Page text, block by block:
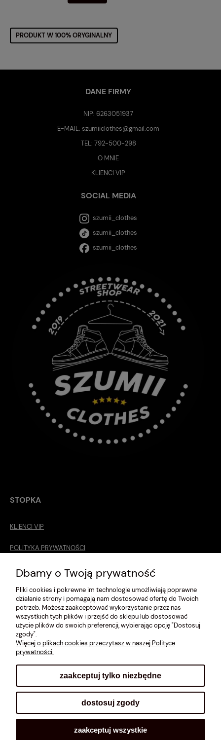
PRODUKT W 100% ORYGINALNY
STOPKA
KLIENCI VIP
POLITYKA PRYWATNOŚCI
O MNIE
ROZMIARÓWKA [cm]
REGULAMIN
METODY PŁATNOŚCI
DANE FIRMY
NIP: 6263051937
E-MAIL:szumiiclothes@gmail.com
TEL: 792-500-298
O MNIE
KLIENCI VIP
SOCIAL MEDIA
szumii_clothes
szumii_clothes
szumii_clothes
Sklep internetowy Shoplo.pl, powered byShoper.
Dbamy o Twoją prywatność
Pliki cookies i pokrewne im technologie umożliwiają poprawne
działanie strony i pomagają nam dostosować ofertę do Twoich
potrzeb. Możesz zaakceptować wykorzystanie przez nas
wszystkich tych plików i przejść do sklepu lub dostosować
użycie plików do swoich preferencji, wybierając opcję "Dostosuj
zgody".
Więcej o plikach cookies przeczytasz w naszej Polityce
prywatności.
zaakceptuj tylko niezbędne
dostosuj zgody
zaakceptuj wszystkie